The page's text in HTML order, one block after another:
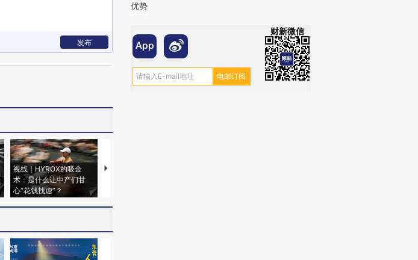
发布
视线｜HYROX的吸金
术：是什么让中产们甘
心“花钱找虐”？
马航飞行员跨国走私7万
优势
财新微信